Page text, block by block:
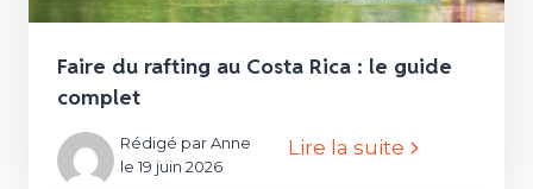
Faire du rafting au Costa Rica : le guide
complet
Rédigé par Anne
le 19 juin 2026
Lire la suite